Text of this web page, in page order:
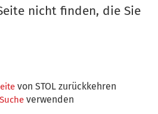
nicht finden, die Sie
von STOL zurückkehren
verwenden